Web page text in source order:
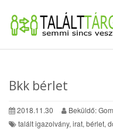
Bkk bérlet
2018.11.30
Beküldő:
talált igazolvány, irat, bérlet,